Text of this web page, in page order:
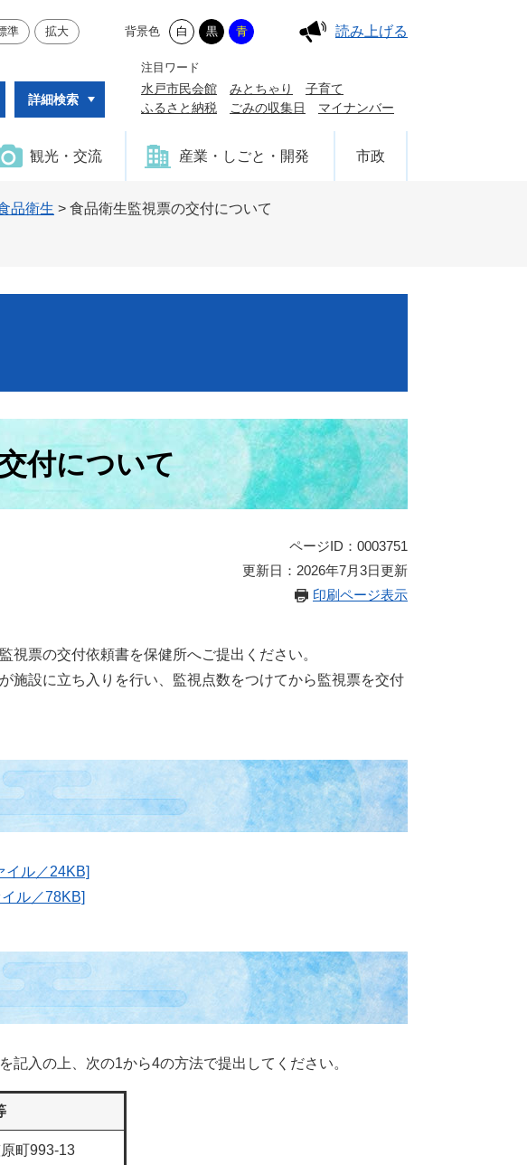
準 拡大 背景色 白 黒 青 読み上げる
詳細検索
注目ワード
水戸市民会館 みとちゃり
子育て
ふるさと納税
ごみの収集日 マイナンバー
観光・交流 産業・しごと・開発 市政
品衛生 > 食品衛生監視票の交付について
付について
ページID：0003751
更新日：2026年7月3日更新
印刷ページ表示
視票の交付依頼書を保健所へご提出ください。
施設に立ち入りを行い、監視点数をつけてから監視票を交付
イル／24KB]
ル／78KB]
記入の上、次の1から4の方法で提出してください。
町993-13